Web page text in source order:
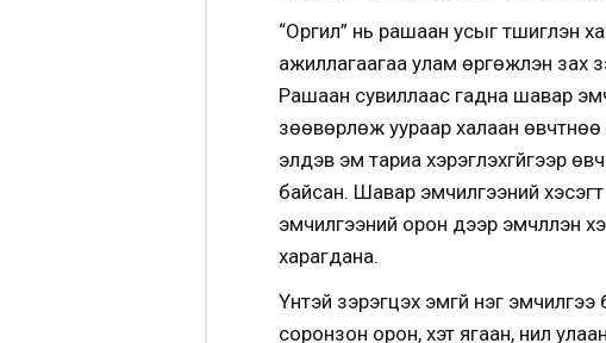
“Оргил” нь рашаан усыг түшиглэн
ажиллагаагаа улам өргөжүүлэн
Рашаан сувиллаас гадна шавар
зөөвөрлөж уураар халаан өвчтнөө
элдэв эм тариа хэрэглэхгүйгээр
байсан. Шавар эмчилгээний
эмчилгээний орон дээр эмчлүүлэн
харагдана.
Үүнтэй зэрэгцэх эмгүй нэг
соронзон орон, хэт ягаан, нил